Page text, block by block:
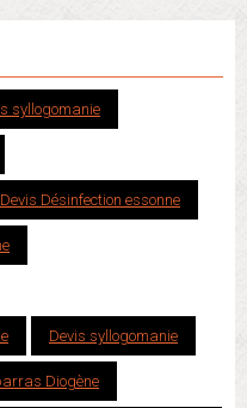
syllogomanie
Devis Désinfection essonne
Devis syllogomanie
Diogène